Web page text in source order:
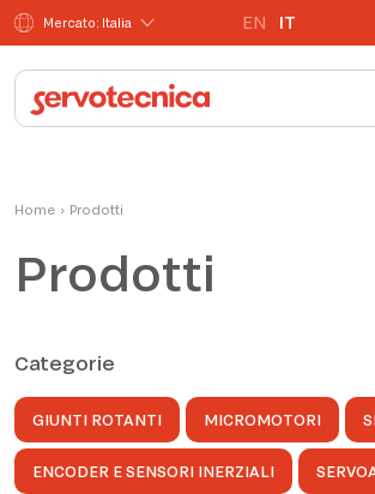
Mercato: Italia EN IT
Home › Prodotti
Prodotti
Categorie
GIUNTI ROTANTI MICROMOTORI
ENCODER E SENSORI INERZIALI